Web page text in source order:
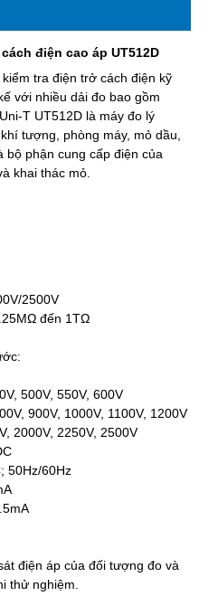
điện cao áp UT512D
tra điện trở cách điện kỹ
với nhiều dải đo bao gồm
T UT512D là máy đo lý
tượng, phòng máy, mỏ dầu,
bộ phận cung cấp điện của
khai thác mỏ.
2500V
đến 1TΩ
500V, 550V, 600V
900V, 1000V, 1100V, 1200V
2000V, 2250V, 2500V
50Hz/60Hz
điện áp của đối tượng đo và
thử nghiệm.